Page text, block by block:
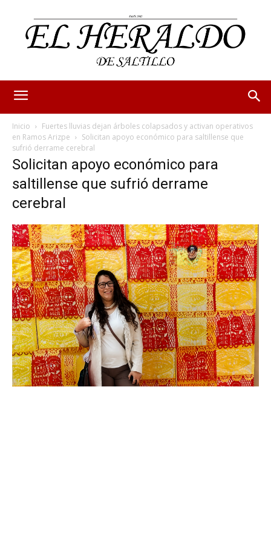
Inicio
Fuertes lluvias dejan árboles colapsados y activan operativos
en Ramos Arizpe
Solicitan apoyo económico para saltillense que
sufrió derrame cerebral
Solicitan apoyo económico para
saltillense que sufrió derrame
cerebral